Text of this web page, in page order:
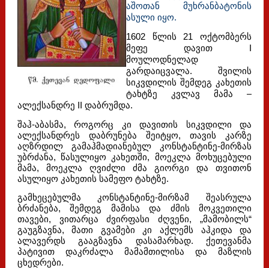
აშოთან მუხრანბატონის
ასული იყო.
1602 წლის 21 ოქტომბერს
მეფე დავით I
მოულოდნელად
გარდაიცვალა. შვილის
სიკვდილის შემდეგ კახეთის
ტახტზე კვლავ მამა –
ალექსანდრე II დაბრუმდა.
შაჰ-აბასმა, როგორც კი დავითის სიკვდილი და
ალექსანდრეს დაბრუნება შეიტყო, თავის კარზე
აღზრდილ გამაჰმადიანებულ კონსტანტინე-მირზას
უბრძანა, წასულიყო კახეთში, მოეკლა მოხუცებული
მამა, მოეკლა ღვიძლი ძმა გიორგი და თვითონ
ასულიყო კახეთის სამეფო ტახტზე.
გამხეცებულმა კონსტანტინე-მირზამ შეასრულა
ბრძანება, შემდეგ მამისა და ძმის მოკვეთილი
თავები, ვითარცა ძვირფასი ძღვენი, „მამობილს“
გაუგზავნა, მათი გვამები კი აქლემს აჰკიდა და
ალავერდს გააგზავნა დასამარხად. ქეთევანმა
პატივით დაკრძალა მამამთილისა და მაზლის
ცხედრები.